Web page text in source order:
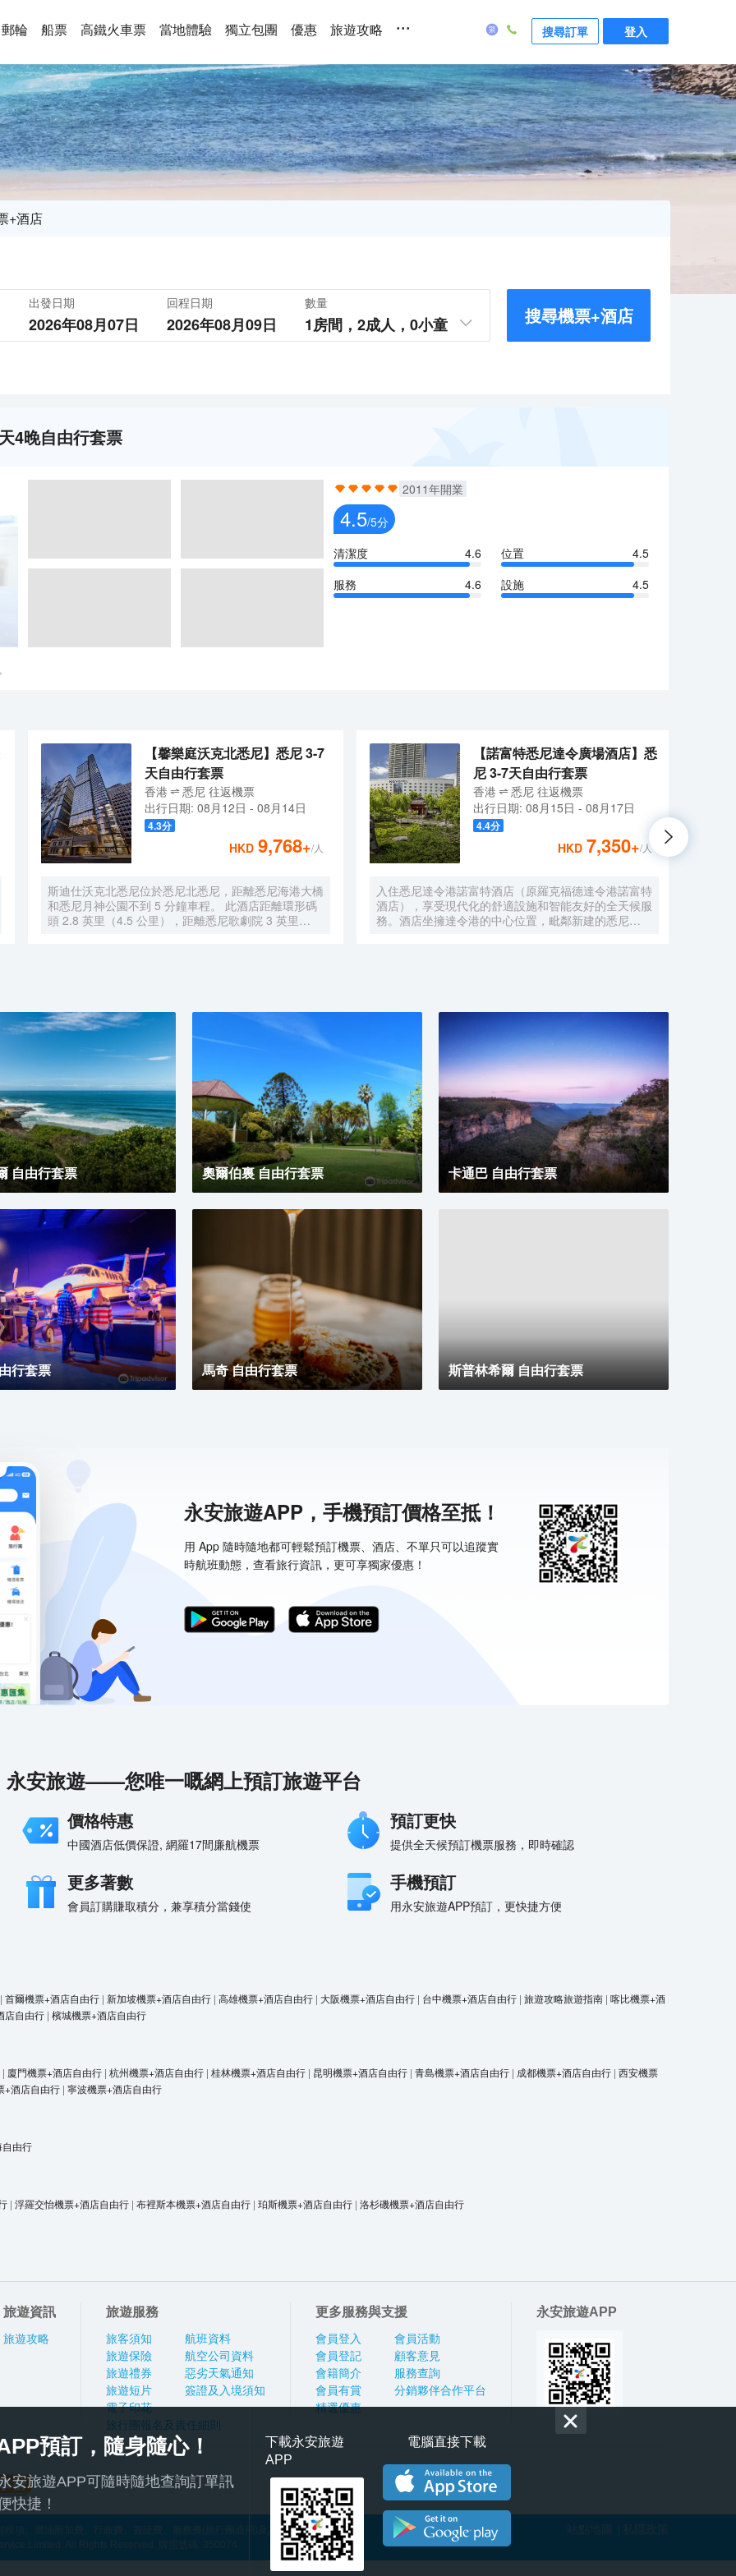
郵輪 船票 高鐵火車票 當地體驗 獨立包團 優惠 旅遊攻略 ... 搜尋訂單 登入
+酒店
出發日期
2026年08月07日
回程日期
2026年08月09日
數量
1房間， 2成人， 0小童 搜尋機票+酒店
4晚自由行套票
2011年開業
4.5/5分
清潔度
4.6 位置
4.5
服務
4.6 設施 4.5
【馨樂庭沃克北悉尼】悉尼 3-7
天自由行套票
香港 悉尼 往返機票
出行日期: 08月12日 - 08月14日
4.3分
HKD 9,768+/人
斯迪仕沃克北悉尼位於悉尼北悉尼，距離悉尼海港大橋
和悉尼月神公園不到 5 分鐘車程。 此酒店距離環形碼
頭 2.8 英里（4.5 公里），距離悉尼歌劇院 3 英里
羽絨被和高檔床上用品。提供免費無線網絡，方便您與
朋友保持聯繫；有線頻道可滿足您的娛樂需求。配備淋
浴設施的私人浴室提供大花灑淋浴噴頭和吹風機。
【諾富特悉尼達令廣場酒店】悉
尼 3-7天自由行套票
香港 悉尼 往返機票
出行日期: 08月15日 - 08月17日
4.4分
HKD 7,350+/人
入住悉尼達令港諾富特酒店（原羅克福德達令港諾富特
酒店），享受現代化的舒適設施和智能友好的全天候服
務。酒店坐擁達令港的中心位置，毗鄰新建的悉尼
自由行套票 奧爾伯裏 自由行套票 卡通巴 自由行套票
行套票 馬奇 自由行套票 斯普林希爾 自由行套票
永安旅遊APP，手機預訂價格至抵！
用 App 隨時隨地都可輕鬆預訂機票、酒店、不單只可以追蹤實
時航班動態，查看旅行資訊，更可享獨家優惠！
永安旅遊——您唯一嘅網上預訂旅遊平台
價格特惠
中國酒店低價保證, 網羅17間廉航機票
預訂更快
提供全天候預訂機票服務，即時確認
更多著數
會員訂購賺取積分，兼享積分當錢使
手機預訂
用永安旅遊APP預訂，更快捷方便
首爾機票+酒店自由行 | 新加坡機票+酒店自由行 | 高雄機票+酒店自由行 | 大阪機票+酒店自由行 | 台中機票+酒店自由行 | 旅遊攻略旅遊指南 | 喀比機票+酒
店自由行 | 檳城機票+酒店自由行
| 廈門機票+酒店自由行 | 杭州機票+酒店自由行 | 桂林機票+酒店自由行 | 昆明機票+酒店自由行 | 青島機票+酒店自由行 | 成都機票+酒店自由行 | 西安機票
+酒店自由行 | 寧波機票+酒店自由行
自由行
| 浮羅交怡機票+酒店自由行 | 布裡斯本機票+酒店自由行 | 珀斯機票+酒店自由行 | 洛杉磯機票+酒店自由行
旅遊資訊
旅遊攻略
旅遊服務
旅客須知
旅遊保險
旅遊禮券
旅遊短片
電子印花
航班資料
航空公司資料
惡劣天氣通知
簽證及入境須知
旅行團報名及責任細則
更多服務與支援
會員登入
會員登記
會籍簡介
會員有賞
精選優惠
會員活動
顧客意見
服務查詢
分銷夥伴合作平台
永安旅遊APP
項、燃油附加費、行政費、簽証費、服務費(旅行團適用)及其他應繳費用
預訂，隨身隨心！
安旅遊APP可隨時隨地查詢訂單訊
快捷！
下載永安旅遊
APP
電腦直接下載